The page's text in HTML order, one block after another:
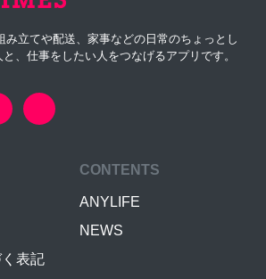
み立てや配送、家事などの日常のちょっとし
、仕事をしたい人をつなげるアプリです。
表記
CONTENTS
ANYLIFE
NEWS